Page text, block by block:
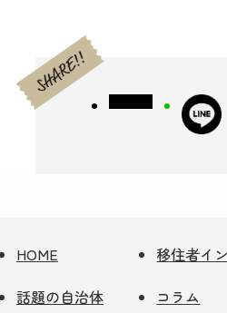
HOME
移住者イ
話題の自治体
コラム